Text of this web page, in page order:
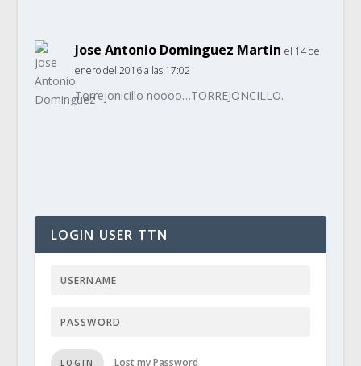
Jose Antonio Dominguez Martin el 14 de
enero del 2016 a las 17:02
Torrejonicillo noooo…TORREJONCILLO.
LOGIN USER TTN
LOGIN Lost my Password